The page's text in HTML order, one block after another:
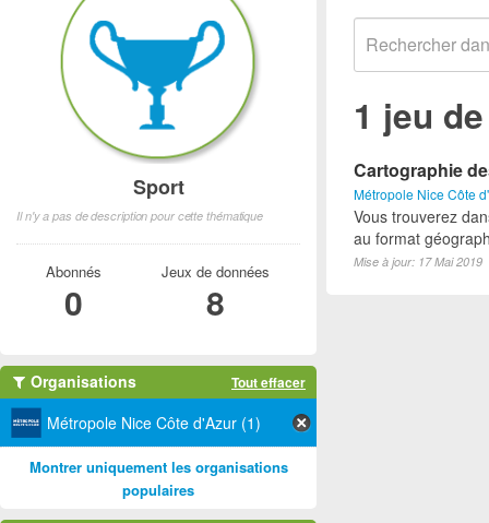
1 jeu
Cartographie
Métropole Nice Côte
Vous trouverez
au format
Mise à jour: 17 Mai 2019
Sport
Il n'y a pas de description pour cette thématique
Abonnés
0
Jeux de données
8
Organisations Tout effacer
Métropole Nice Côte d'Azur (1)
Montrer uniquement les organisations
populaires